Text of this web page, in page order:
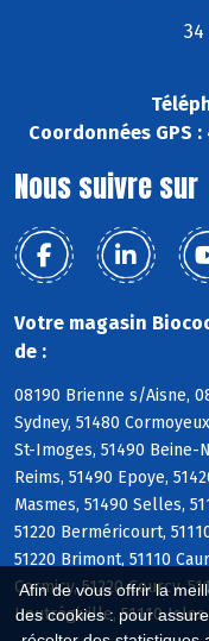
Afin de vous offrir la
des cookies : pour
Coordonnées GPS :
Nous suivre sur
Votre magasin
de :
08190 Brienne s/Aisne,
Sydney, 51480
St-Imoges, 51490 Beine-
Reims, 51490 Epoye,
Masmes, 51490 Selles,
51220 Berméricourt,
51220 Brimont, 51110
Cormicy, 51220 Courcy,
Heutrégiville, 51110 Isles